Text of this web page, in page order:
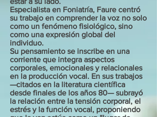
Especialista en Foniatría, Faure centró
su trabajo en comprender la voz no solo
como un fenómeno fisiológico, sino
como una expresión global del
individuo.
Su pensamiento se inscribe en una
corriente que integra aspectos
corporales, emocionales y relacionales
en la producción vocal. En sus trabajos
—citados en la literatura científica
desde finales de los años 80— subrayó
la relación entre la tensión corporal, el
estrés y la función vocal, proponiendo